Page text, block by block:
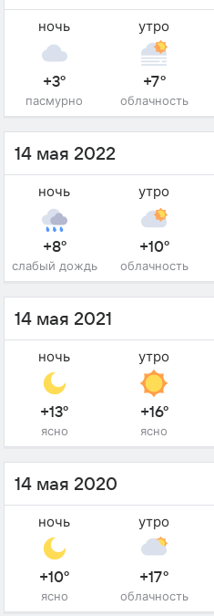
ночь
+3°
пасмурно
утро
+7°
облачность
14 мая 2022
ночь
+8°
слабый дождь
утро
+10°
облачность
14 мая 2021
ночь
+13°
ясно
утро
+16°
ясно
14 мая 2020
ночь
+10°
ясно
утро
+17°
облачность